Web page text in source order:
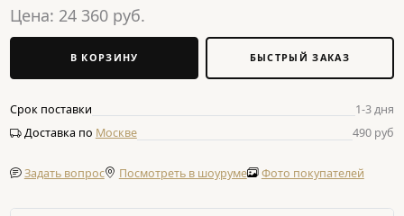
Цена: 24 360руб.
В КОРЗИНУ БЫСТРЫЙ ЗАКАЗ
Срок поставки
1-3 дня
Доставка по Москве 490 руб
Задать вопрос Посмотреть в шоуруме Фото покупателей